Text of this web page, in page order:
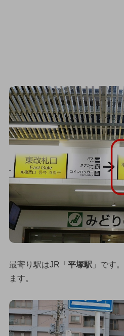
最寄り駅はJR「 平塚駅 」です。
ます。